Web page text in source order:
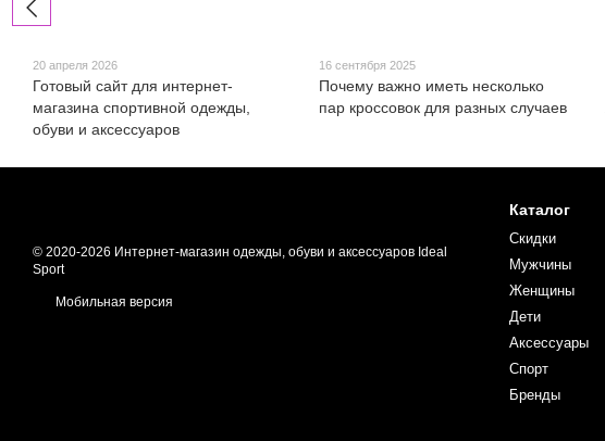
20 апреля 2026
Готовый сайт для интернет-
магазина спортивной одежды,
обуви и аксессуаров
16 сентября 2025
Почему важно иметь несколько
пар кроссовок для разных случаев
© 2020-2026 Интернет-магазин одежды, обуви и аксессуаров Ideal
Sport
Мобильная версия
Каталог
Скидки
Мужчины
Женщины
Дети
Аксессуары
Спорт
Бренды